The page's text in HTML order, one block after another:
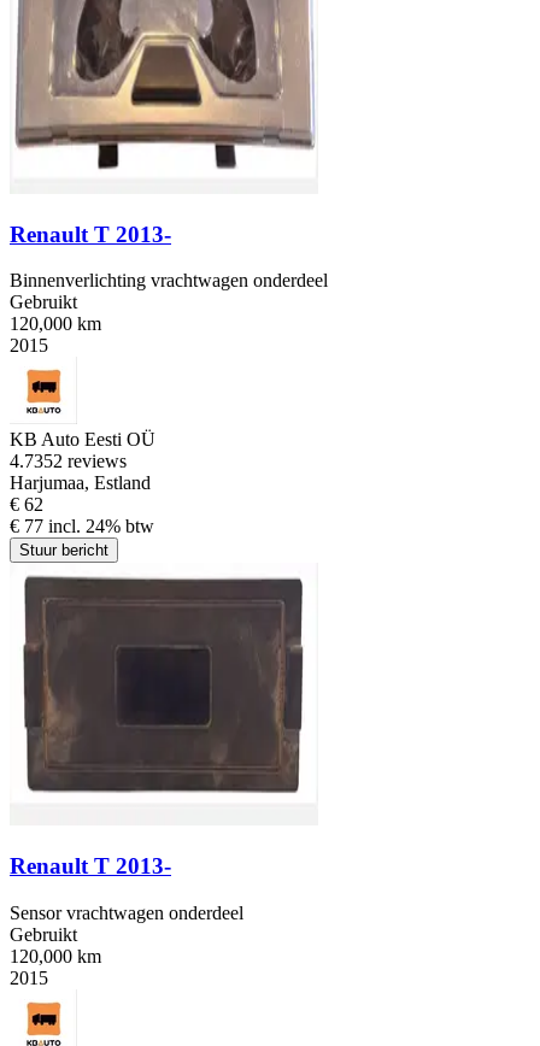
Renault T 2013-
Binnenverlichting vrachtwagen onderdeel
Gebruikt
120,000 km
2015
KB Auto Eesti OÜ
4.7352 reviews
Harjumaa, Estland
€ 62
€ 77 incl. 24% btw
Stuur bericht
Renault T 2013-
Sensor vrachtwagen onderdeel
Gebruikt
120,000 km
2015